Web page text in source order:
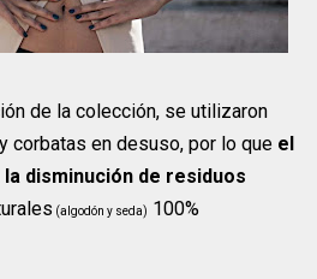
de la colección, se utilizaron
corbatas en desuso, por lo que el
disminución de residuos
(algodón y seda) 100%